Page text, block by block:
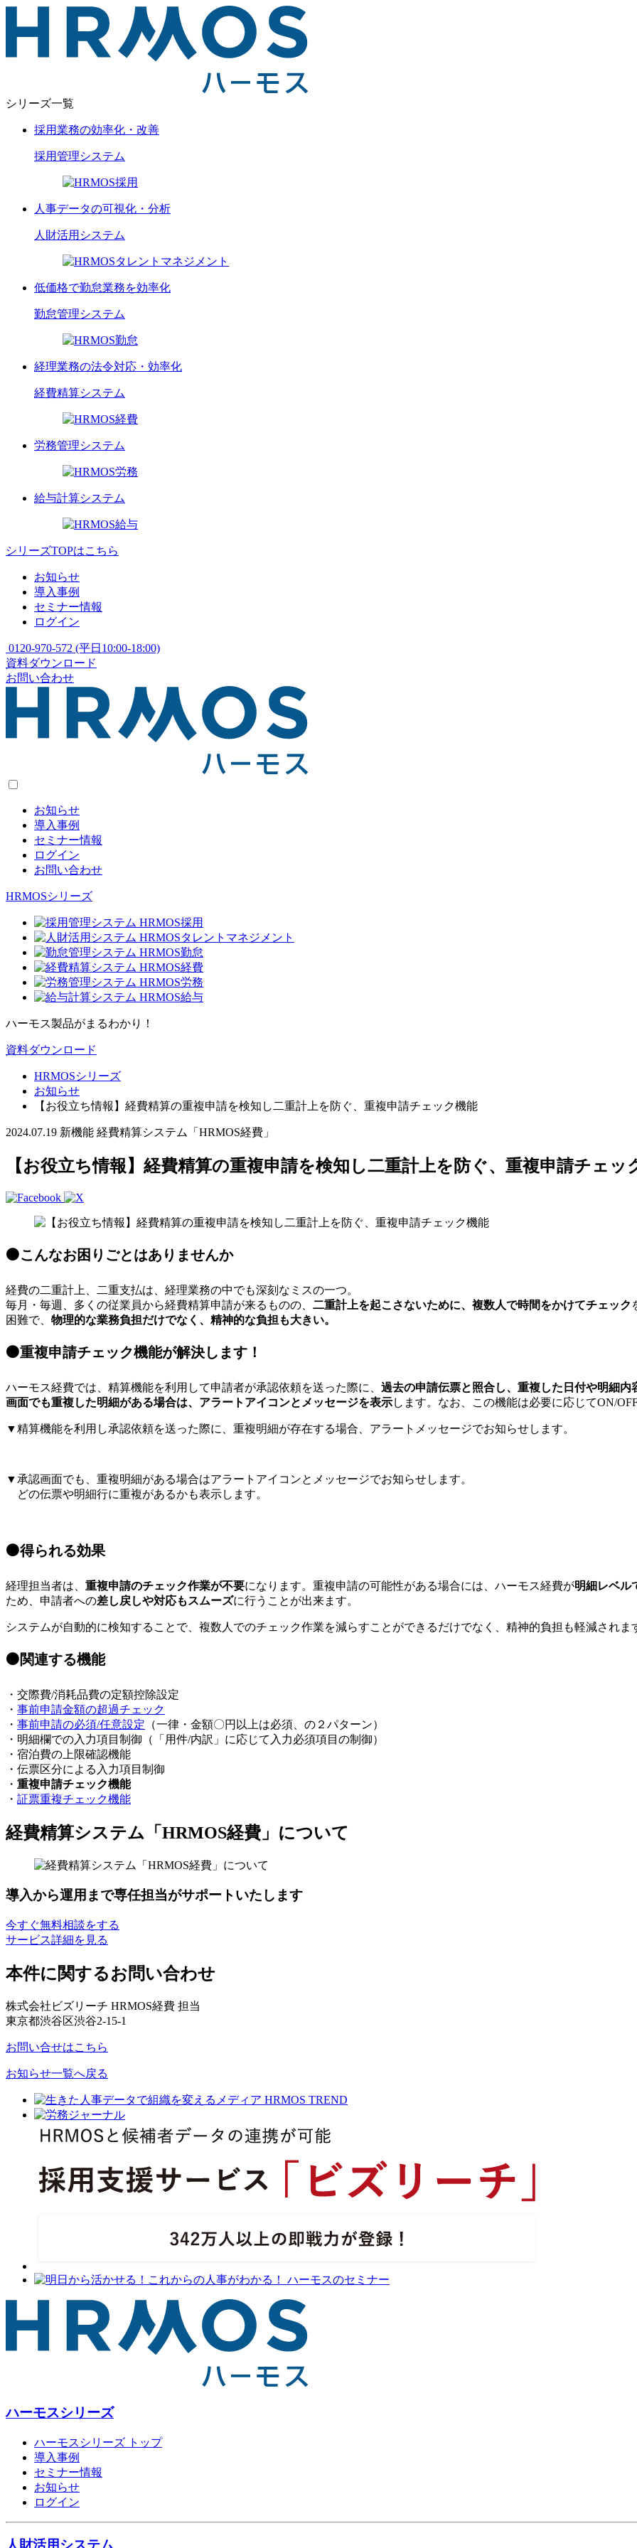
シリーズ一覧
採用業務の効率化・改善
採用管理システム
人事データの可視化・分析
人財活用 システム
低価格で勤怠業務を効率化
勤怠管理システム
経理業務の法令対応・効率化
経費精算システム
労務管理システム
給与計算システム
シリーズTOPはこちら
お知らせ
導入事例
セミナー情報
ログイン
0120-970-572 (平日10:00-18:00)
資料ダウンロード
お問い合わせ
お知らせ
導入事例
セミナー情報
ログイン
お問い合わせ
HRMOSシリーズ
ハーモス製品がまるわかり！
資料ダウンロード
HRMOSシリーズ
お知らせ
【お役立ち情報】経費精算の重複申請を検知し二重計上を防ぐ、重複申請チェック機能
2024.07.19 新機能 経費精算システム「HRMOS経費」
【お役立ち情報】経費精算の重複申請を検知し二重計上を防ぐ、重複申請チェッ
⚫️こんなお困りごとはありませんか
経費の二重計上、二重支払は、経理業務の中でも深刻なミスの一つ。
毎月・毎週、多くの従業員から経費精算申請が来るものの、 二重計上を起こさないために、複数人で時間をかけてチェック
困難で、 物理的な業務負担だけでなく、精神的な負担も大きい。
⚫️重複申請チェック機能が解決します！
ハーモス経費では、精算機能を利用して申請者が承認依頼を送った際に、 過去の申請伝票と照合し、重複した日付や明細
画面でも重複した明細がある場合は、アラートアイコンとメッセージを表示します。なお、この機能は必要に応じてON/
▼精算機能を利用し承認依頼を送った際に、重複明細が存在する場合、アラートメッセージでお知らせします。
▼承認画面でも、重複明細がある場合はアラートアイコンとメッセージでお知らせします。
どの伝票や明細行に重複があるかも表示します。
⚫️得られる効果
経理担当者は、 重複申請のチェック作業が不要になります。重複申請の可能性がある場合には、ハーモス経費が明細レベル
ため、申請者への差し戻しや対応もスムーズに行うことが出来ます。
システムが自動的に検知することで、複数人でのチェック作業を減らすことができるだけでなく、精神的負担も軽減されま
⚫️関連する機能
・交際費/消耗品費の定額控除設定
・ 事前申請金額の超過チェック
・ 事前申請の必須/任意設定 （一律・金額〇円以上は必須、の２パターン）
・明細欄での入力項目制御（「用件/内訳」に応じて入力必須項目の制御）
・宿泊費の上限確認機能
・伝票区分による入力項目制御
・ 重複申請チェック機能
・ 証票重複チェック機能
経費精算システム「HRMOS経費」について
導入から運用まで専任担当がサポートいたします
今すぐ無料相談をする
サービス詳細を見る
本件に関するお問い合わせ
株式会社ビズリーチ HRMOS経費 担当
東京都渋谷区渋谷2-15-1
お問い合せはこちら
お知らせ一覧へ戻る
ハーモスシリーズ
ハーモスシリーズ トップ
導入事例
セミナー情報
お知らせ
ログイン